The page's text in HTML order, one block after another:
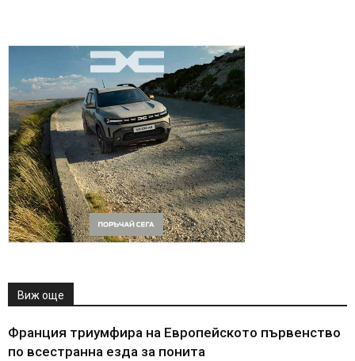
Виж още
Франция триумфира на Европейското първенство
по всестранна езда за понита